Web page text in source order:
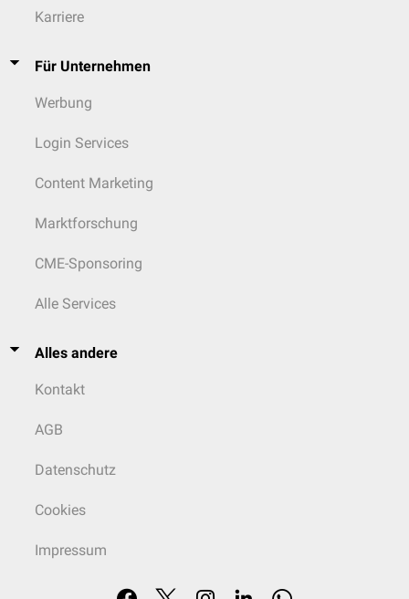
Karriere
Für Unternehmen
Werbung
Login Services
Content Marketing
Marktforschung
CME-Sponsoring
Alle Services
Alles andere
Kontakt
AGB
Datenschutz
Cookies
Impressum